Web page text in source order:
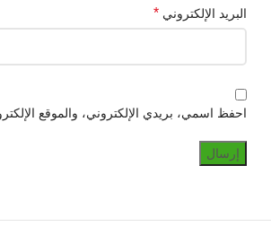
البريد الإلكتروني *
احفظ اسمي، بريدي الإلكتروني، والموقع